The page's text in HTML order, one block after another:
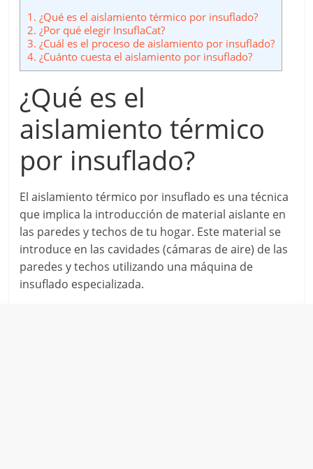
1. ¿Qué es el aislamiento térmico por insuflado?
2. ¿Por qué elegir InsuflaCat?
3. ¿Cuál es el proceso de aislamiento por insuflado?
4. ¿Cuánto cuesta el aislamiento por insuflado?
¿Qué es el
aislamiento térmico
por insuflado?
El aislamiento térmico por insuflado es una técnica
que implica la introducción de material aislante en
las paredes y techos de tu hogar. Este material se
introduce en las cavidades (cámaras de aire) de las
paredes y techos utilizando una máquina de
insuflado especializada.